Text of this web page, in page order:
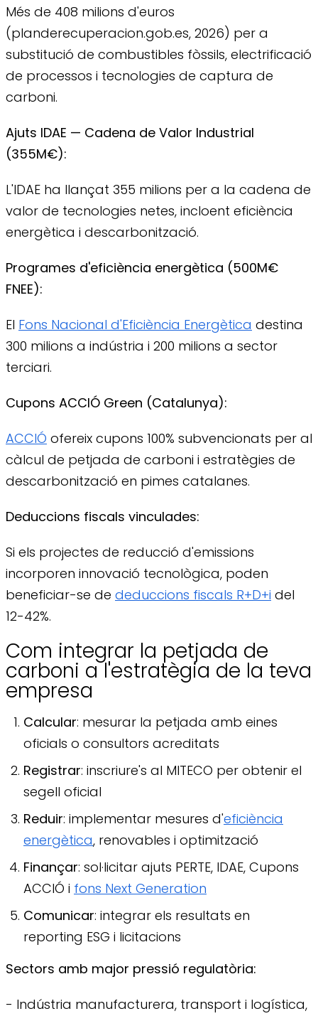
Més de 408 milions d'euros
(planderecuperacion.gob.es, 2026) per a
substitució de combustibles fòssils, electrificació
de processos i tecnologies de captura de
carboni.
Ajuts IDAE — Cadena de Valor Industrial
(355M€):
L'IDAE ha llançat 355 milions per a la cadena de
valor de tecnologies netes, incloent eficiència
energètica i descarbonització.
Programes d'eficiència energètica (500M€
FNEE):
El Fons Nacional d'Eficiència Energètica destina
300 milions a indústria i 200 milions a sector
terciari.
Cupons ACCIÓ Green (Catalunya):
ACCIÓ ofereix cupons 100% subvencionats per al
càlcul de petjada de carboni i estratègies de
descarbonització en pimes catalanes.
Deduccions fiscals vinculades:
Si els projectes de reducció d'emissions
incorporen innovació tecnològica, poden
beneficiar-se de deduccions fiscals R+D+i del
12-42%.
Com integrar la petjada de
carboni a l'estratègia de la teva
empresa
Calcular: mesurar la petjada amb eines
oficials o consultors acreditats
Registrar: inscriure's al MITECO per obtenir el
segell oficial
Reduir: implementar mesures d'eficiència
energètica, renovables i optimització
Finançar: sol·licitar ajuts PERTE, IDAE, Cupons
ACCIÓ i fons Next Generation
Comunicar: integrar els resultats en
reporting ESG i licitacions
Sectors amb major pressió regulatòria:
- Indústria manufacturera, transport i logística,